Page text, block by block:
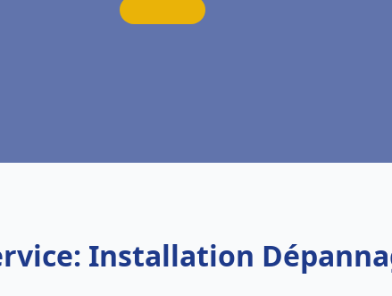
Installation